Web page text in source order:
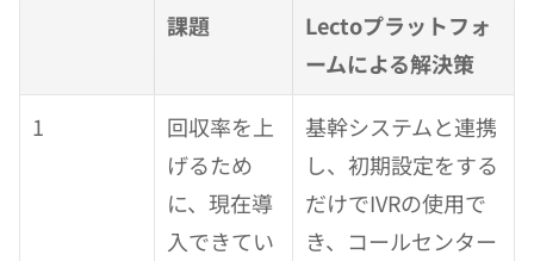
課題
Lectoプラットフォ
ームによる解決策
1
回収率を上
げるため
に、現在導
入できてい
基幹システムと連携
し、初期設定をする
だけでIVRの使用で
き、コールセンター